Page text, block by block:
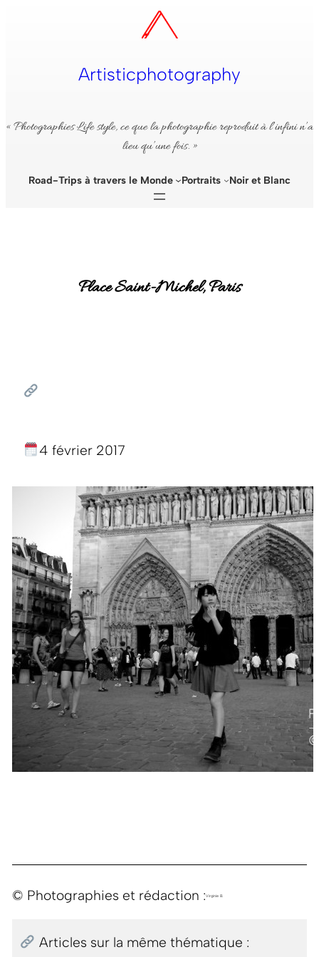
Artisticphotography
« Photographies Life style, ce que la photographie reproduit à l’infini n’a
lieu qu’une fois. »
Road-Trips à travers le Monde Portraits Noir et Blanc
Place Saint-Michel, Paris
4 février 2017
© Photographies et rédaction :Virginie B.
Articles sur la même thématique :